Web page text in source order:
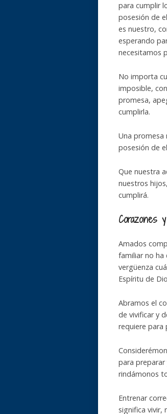
para cumplir
posesión de
es nuestro,
esperando
necesitamos
No importa
imposible,
promesa,
cumplirla.
Una promesa
posesión de
Que nuestra
nuestros
cumplirá.
Corazones
Amados
familiar no ha
vergüenza
Espíritu de
Abramos el
de vivificar y
requiere para
para preparar
rindámonos
Entrenar
significa vivir,